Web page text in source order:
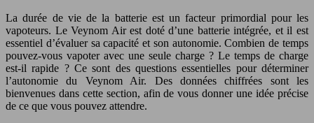
La durée de vie de la batterie est un facteur primordial pour les
vapoteurs. Le Veynom Air est doté d’une batterie intégrée, et il est
essentiel d’évaluer sa capacité et son autonomie. Combien de temps
pouvez-vous vapoter avec une seule charge ? Le temps de charge
est-il rapide ? Ce sont des questions essentielles pour déterminer
l’autonomie du Veynom Air. Des données chiffrées sont les
bienvenues dans cette section, afin de vous donner une idée précise
de ce que vous pouvez attendre.